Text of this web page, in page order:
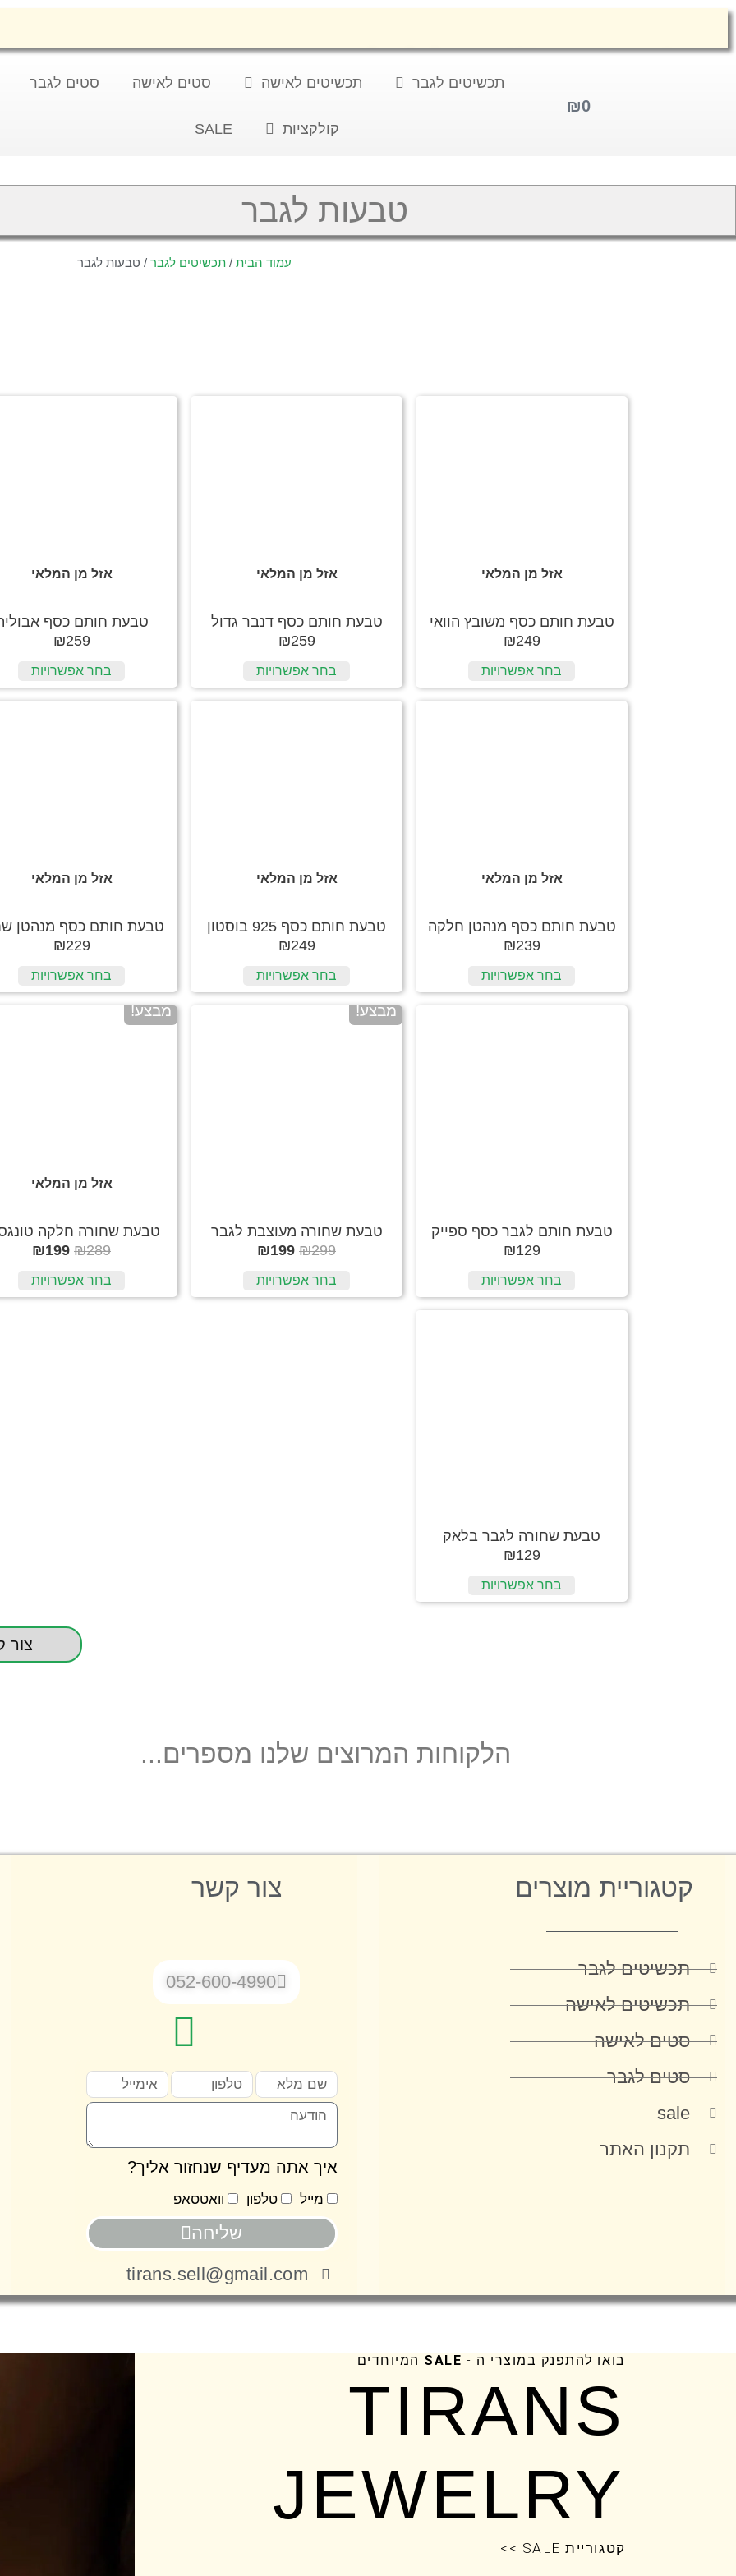
בקניית 2 תכשיטים ויותר 10% הנחה על כל הסל
₪0
תכשיטים לגבר תכשיטים לאישה סטים לאישה סטים לגבר
קולקציות SALE
טבעות לגבר
עמוד הבית /תכשיטים לגבר / טבעות לגבר
אזל מן המלאי
טבעת חותם כסף משובץ הוואי
₪249
בחר אפשרויות
אזל מן המלאי
טבעת חותם כסף דנבר גדול
₪259
בחר אפשרויות
אזל מן המלאי
טבעת חותם כסף
₪259
בחר אפשרויות
אזל מן המלאי
טבעת חותם כסף מנהטן חלקה
₪239
בחר אפשרויות
אזל מן המלאי
טבעת חותם כסף 925 בוסטון
₪249
בחר אפשרויות
אזל מן המלאי
טבעת חותם כסף מנהטן
₪229
בחר אפשרויות
טבעת חותם לגבר כסף ספייק
₪129
בחר אפשרויות
מבצע!
טבעת שחורה מעוצבת לגבר
₪299
₪199
בחר אפשרויות
מבצע!
אזל מן המלאי
טבעת שחורה חלקה
₪289
₪199
בחר אפשרויות
טבעת שחורה לגבר בלאק
₪129
בחר אפשרויות
צור
הלקוחות המרוצים שלנו מספרים...
קטגוריית מוצרים
תכשיטים לגבר
תכשיטים לאישה
סטים לאישה
סטים לגבר
sale
תקנון האתר
צור קשר
052-600-4990
איך אתה מעדיף שנחזור אליך?
מייל טלפון וואטסאפ
שליחה
tirans.sell@gmail.com
בואו להתפנק במוצרי ה - SALE המיוחדים
TIRANS
JEWELRY
קטגוריית SALE >>